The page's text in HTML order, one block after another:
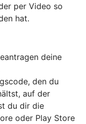
per Video so
hat.
deine
den du
auf der
du dir die
oder Play Store